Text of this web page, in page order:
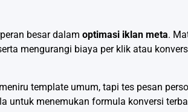
besar dalam optimasi iklan meta.
mengurangi biaya per klik atau
template umum, tapi tes pesan
untuk menemukan formula konversi